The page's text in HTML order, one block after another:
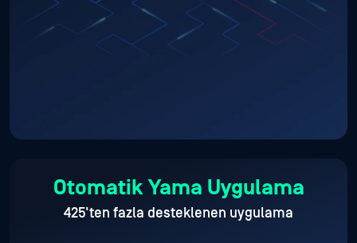
Otomatik Yama Uygulama
425'ten fazla desteklenen uygulama